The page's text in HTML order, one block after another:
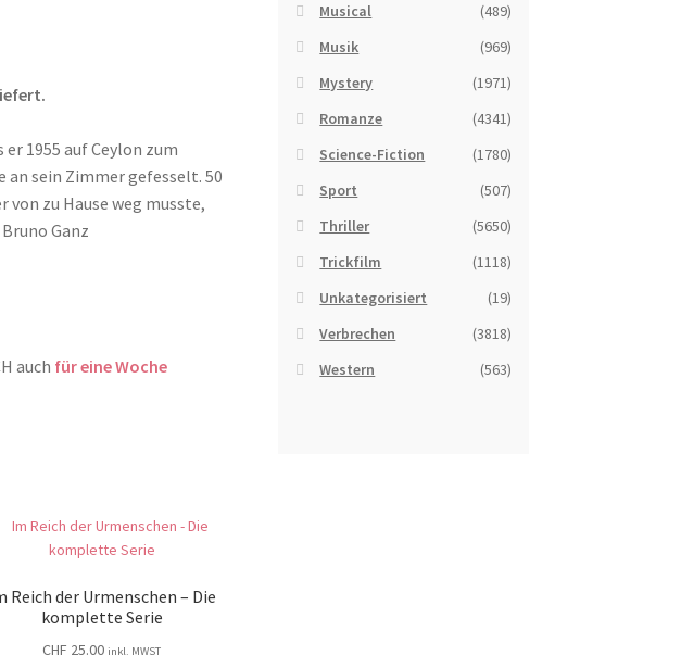
1955 auf Ceylon zum
an sein Zimmer gefesselt. 50
zu Hause weg musste,
Ganz
auch für eine Woche
Reich der Urmenschen – Die
komplette Serie
CHF 25.00 inkl. MWST
Musical
(489)
Musik
(969)
Mystery
(1971)
Romanze
(4341)
Science-Fiction
(1780)
Sport
(507)
Thriller
(5650)
Trickfilm
(1118)
Unkategorisiert
(19)
Verbrechen
(3818)
Western
(563)